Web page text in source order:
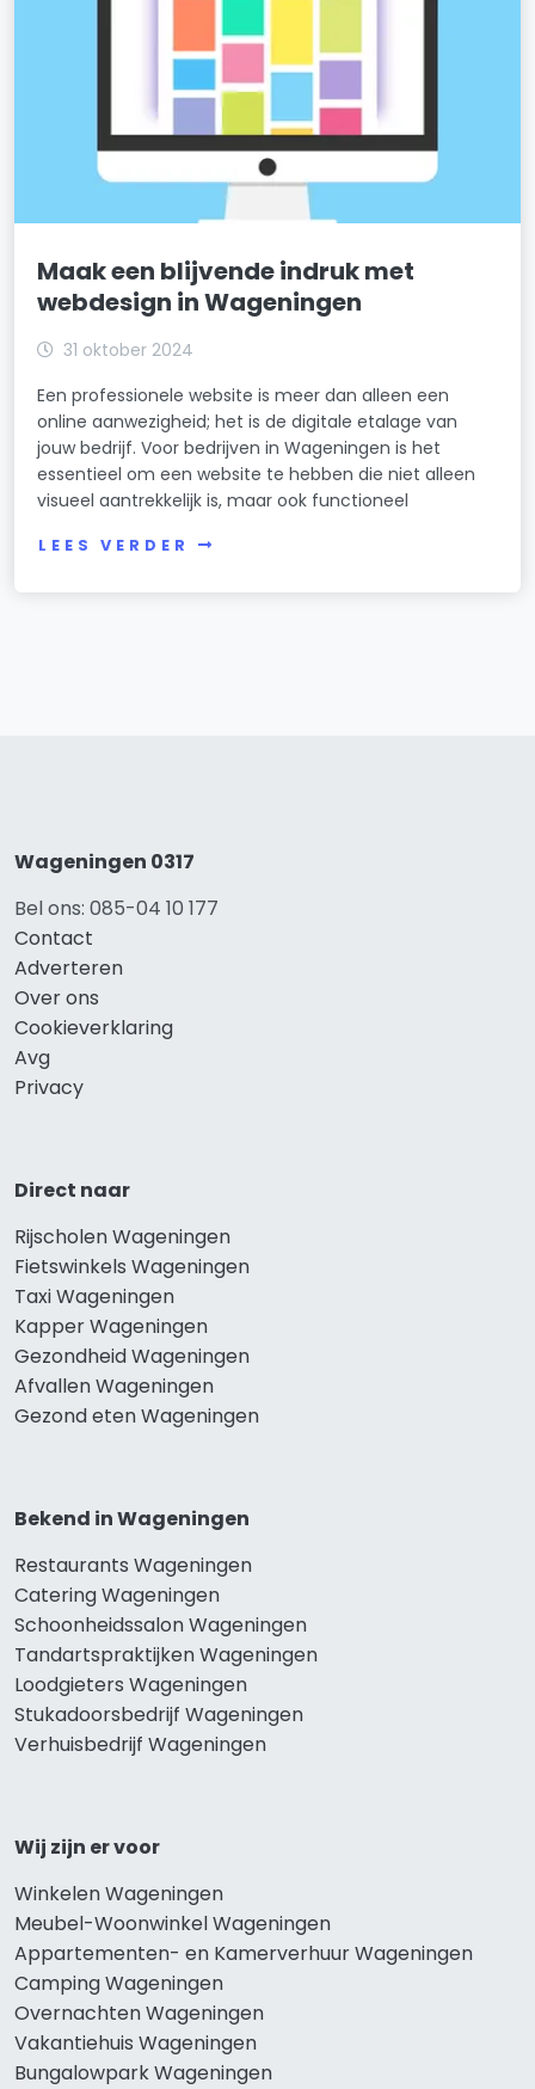
Maak een blijvende indruk met
webdesign in Wageningen
31 oktober 2024
Een professionele website is meer dan alleen een
online aanwezigheid; het is de digitale etalage van
jouw bedrijf. Voor bedrijven in Wageningen is het
essentieel om een website te hebben die niet alleen
visueel aantrekkelijk is, maar ook functioneel
LEES VERDER
Wageningen 0317
Bel ons: 085-04 10 177
Contact
Adverteren
Over ons
Cookieverklaring
Avg
Privacy
Direct naar
Rijscholen Wageningen
Fietswinkels Wageningen
Taxi Wageningen
Kapper Wageningen
Gezondheid Wageningen
Afvallen Wageningen
Gezond eten Wageningen
Bekend in Wageningen
Restaurants Wageningen
Catering Wageningen
Schoonheidssalon Wageningen
Tandartspraktijken Wageningen
Loodgieters Wageningen
Stukadoorsbedrijf Wageningen
Verhuisbedrijf Wageningen
Wij zijn er voor
Winkelen Wageningen
Meubel-Woonwinkel Wageningen
Appartementen- en Kamerverhuur Wageningen
Camping Wageningen
Overnachten Wageningen
Vakantiehuis Wageningen
Bungalowpark Wageningen